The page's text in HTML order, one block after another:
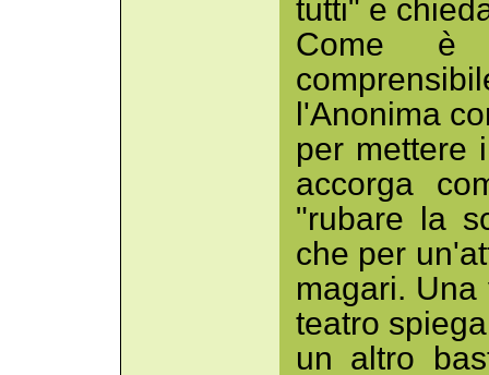
tutti" e
Come è
l'Anonima
per mettere
accorga
"rubare la
che per
magari.
teatro
un altro